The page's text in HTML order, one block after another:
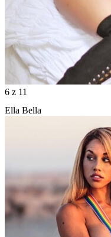
6 z 11
Ella Bella